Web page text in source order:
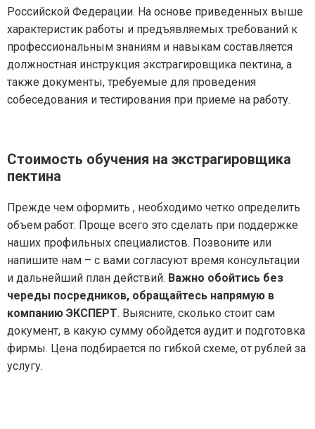
Российской Федерации. На основе приведенных выше
характеристик работы и предъявляемых требований к
профессиональным знаниям и навыкам составляется
должностная инструкция экстрагировщика пектина, а
также документы, требуемые для проведения
собеседования и тестирования при приеме на работу.
Стоимость обучения на экстрагировщика
пектина
Прежде чем оформить , необходимо четко определить
объем работ. Проще всего это сделать при поддержке
наших профильных специалистов. Позвоните или
напишите нам – с вами согласуют время консультации
и дальнейший план действий. Важно обойтись без
череды посредников, обращайтесь напрямую в
компанию ЭКСПЕРТ. Выясните, сколько стоит сам
документ, в какую сумму обойдется аудит и подготовка
фирмы. Цена подбирается по гибкой схеме, от рублей за
услугу.